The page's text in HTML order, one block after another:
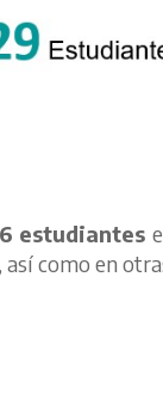
estudiantes
como en